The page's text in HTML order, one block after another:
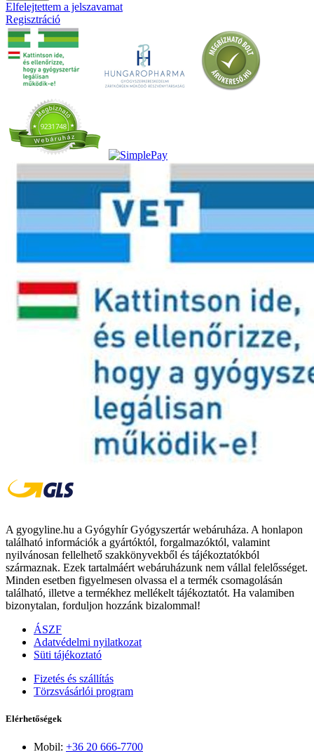
Elfelejtettem a jelszavamat
Regisztráció
A gyogyline.hu a Gyógyhír Gyógyszertár webáruháza. A honlapon
található információk a gyártóktól, forgalmazóktól, valamint
nyilvánosan fellelhető szakkönyvekből és tájékoztatókból
származnak. Ezek tartalmáért webáruházunk nem vállal felelősséget.
Minden esetben figyelmesen olvassa el a termék csomagolásán
található, illetve a termékhez mellékelt tájékoztatót. Ha valamiben
bizonytalan, forduljon hozzánk bizalommal!
ÁSZF
Adatvédelmi nyilatkozat
Süti tájékoztató
Fizetés és szállítás
Törzsvásárlói program
Elérhetőségek
Mobil: +36 20 666-7700